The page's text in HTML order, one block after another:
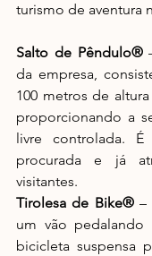
turismo de aventura
Salto de Pêndulo®
da empresa,
100 metros de
proporcionando a
livre controlada.
procurada e já
visitantes.
Tirolesa de Bike® –
um vão
bicicleta suspensa